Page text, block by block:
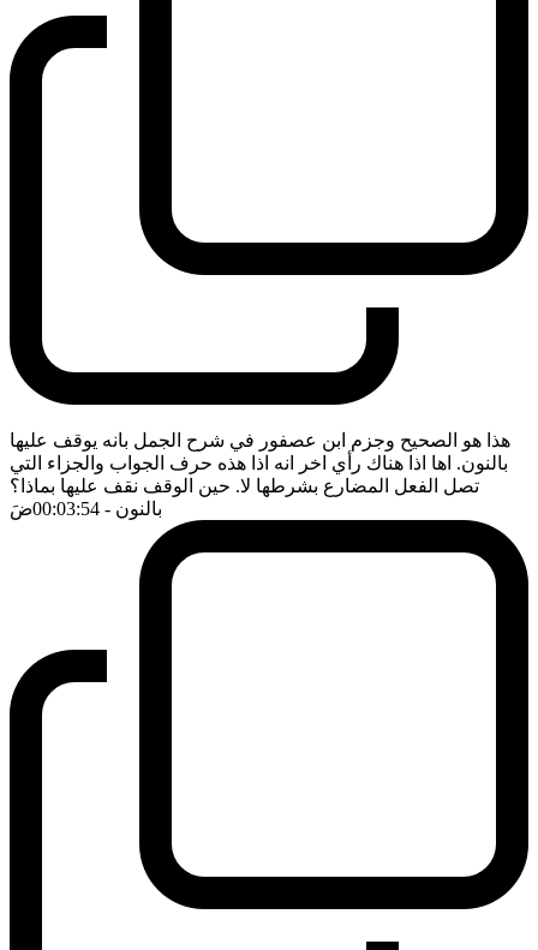
هذا هو الصحيح وجزم ابن عصفور في شرح الجمل بانه يوقف عليها
بالنون. اها اذا هناك رأي اخر انه اذا هذه حرف الجواب والجزاء التي
تصل الفعل المضارع بشرطها لا. حين الوقف نقف عليها بماذا؟
بالنون - 00:03:54 ضَ